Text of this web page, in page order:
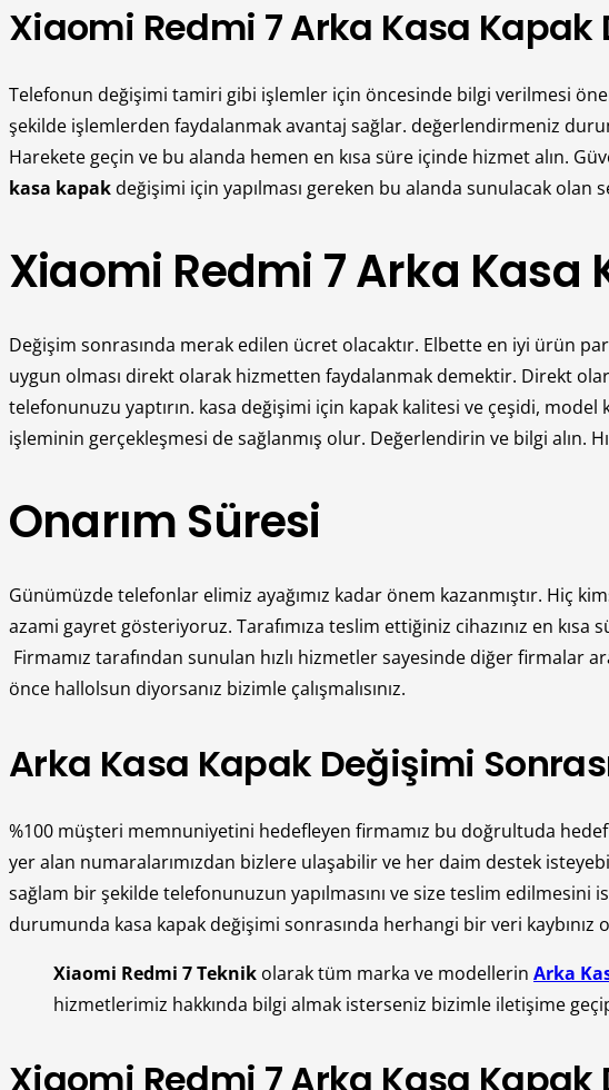
Xiaomi Redmi 7 Arka Kasa
Telefonun değişimi tamiri gibi işlemler için öncesinde bilgi verilmesi
şekilde işlemlerden faydalanmak avantaj sağlar. değerlendirmeniz
Harekete geçin ve bu alanda hemen en kısa süre içinde hizmet alın.
kasa kapak değişimi için yapılması gereken bu alanda sunulacak
Xiaomi Redmi 7 Arka Kasa
Değişim sonrasında merak edilen ücret olacaktır. Elbette en iyi ürün
uygun olması direkt olarak hizmetten faydalanmak demektir. Direkt
telefonunuzu yaptırın. kasa değişimi için kapak kalitesi ve çeşidi,
işleminin gerçekleşmesi de sağlanmış olur. Değerlendirin ve bilgi alın.
Onarım Süresi
Günümüzde telefonlar elimiz ayağımız kadar önem kazanmıştır. Hiç
azami gayret gösteriyoruz. Tarafımıza teslim ettiğiniz cihazınız en kısa
Firmamız tarafından sunulan hızlı hizmetler sayesinde diğer firmalar
önce hallolsun diyorsanız bizimle çalışmalısınız.
Arka Kasa Kapak Değişimi
%100 müşteri memnuniyetini hedefleyen firmamız bu doğrultuda
yer alan numaralarımızdan bizlere ulaşabilir ve her daim destek
sağlam bir şekilde telefonunuzun yapılmasını ve size teslim
durumunda kasa kapak değişimi sonrasında herhangi bir veri
Xiaomi Redmi 7 Teknik olarak tüm marka ve modellerin Arka
hizmetlerimiz hakkında bilgi almak isterseniz bizimle iletişime
Xiaomi Redmi 7 Arka Kasa